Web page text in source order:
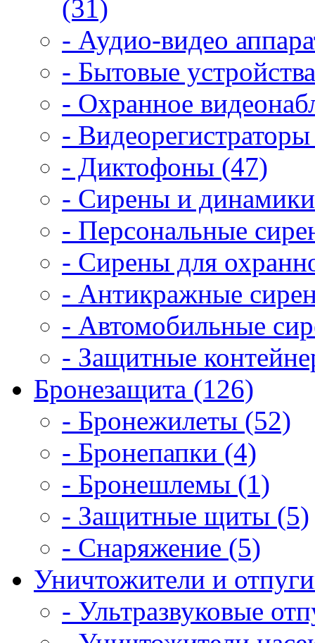
(31)
- Аудио-видео
- Бытовые
- Охранное
-
- Диктофоны (47)
- Сирены и
- Персональные
- Сирены для
- Антикражные
- Автомобильные
- Защитные
Бронезащита (126)
- Бронежилеты (52)
- Бронепапки (4)
- Бронешлемы (1)
- Защитные щиты (5)
- Снаряжение (5)
Уничтожители и
- Ультразвуковые